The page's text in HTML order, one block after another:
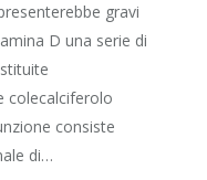
gravi
D una serie di
colecalciferolo
consiste
di…